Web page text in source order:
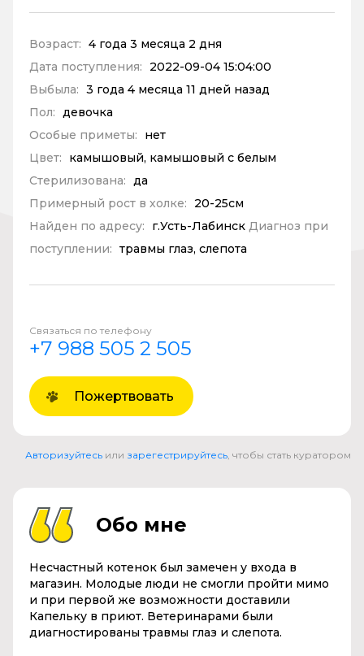
Возраст: 4 года 3 месяца 2 дня
Дата поступления:
2022-09-04 15:04:00
Выбыла: 3 года 4 месяца 11 дней назад
Пол: девочка
Особые приметы:
нет
Цвет:
камышовый, камышовый с белым
Стерилизована: да
Примерный рост в холке:
20-25см
Найден по адресу:
г.Усть-Лабинск Диагноз при
поступлении: травмы глаз, слепота
Связаться по телефону
+7 988 505 2 505
Пожертвовать
Авторизуйтесь или зарегестрируйтесь , чтобы стать куратором
Обо мне
Несчастный котенок был замечен у входа в
магазин. Молодые люди не смогли пройти мимо
и при первой же возможности доставили
Капельку в приют. Ветеринарами были
диагностированы травмы глаз и слепота.